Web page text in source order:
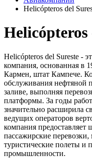
Helicópteros del
Helicópteros
Helicópteros del Sureste -
компания, основанная в
Кармен, штат Кампече.
обслуживания нефтяной
заливе, выполняя
платформы. За годы
значительно расширила
ведущих операторов
компания предоставляет
пассажирские
туристические полеты и
промышленности.